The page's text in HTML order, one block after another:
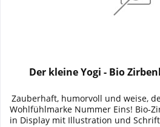
Der kleine Yogi - Bio
Zauberhaft, humorvoll und weise,
Wohlfühlmarke Nummer Eins! Bio-
in Display mit Illustration und